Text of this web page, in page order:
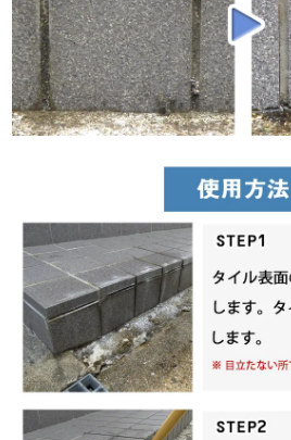
浴槽と同じくらいストレスだったタタ
浴槽も同じ洗剤でキレイにし、コーテ
その際、少し失敗してしまったので、
もらい、使用しました。
キレイに黒ずみがおちました！